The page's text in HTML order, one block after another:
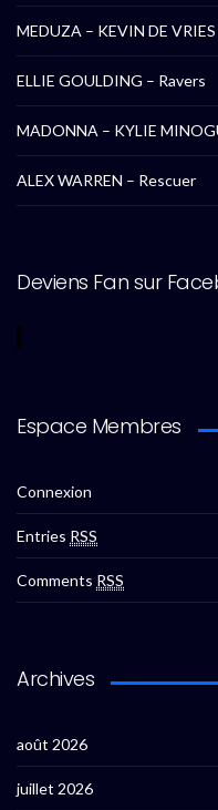
MEDUZA – KEVIN DE
ELLIE GOULDING – Ravers
MADONNA – KYLIE
ALEX WARREN – Rescuer
Deviens Fan sur
Espace Membres
Connexion
Entries RSS
Comments RSS
Archives
août 2026
juillet 2026